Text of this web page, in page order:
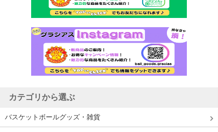
カテゴリから選ぶ
バスケットボールグッズ・雑貨